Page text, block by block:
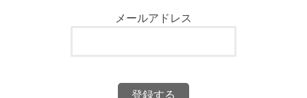
メールアドレス